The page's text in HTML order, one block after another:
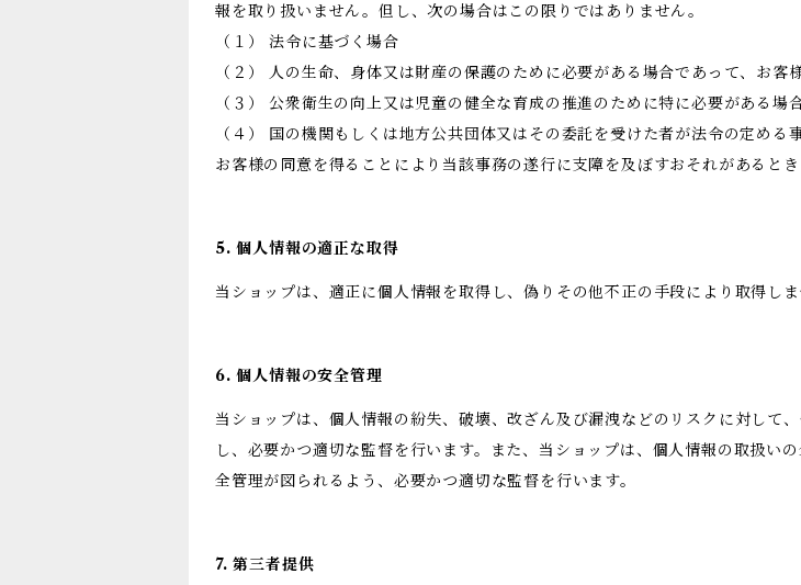
報を取り扱いません。但し、次の場合はこの限りではありません。
（１） 法令に基づく場合
（２） 人の生命、身体又は財産の保護のために必要がある場合であって、お客
（３） 公衆衛生の向上又は児童の健全な育成の推進のために特に必要がある
（４） 国の機関もしくは地方公共団体又はその委託を受けた者が法令の定め
お客様の同意を得ることにより当該事務の遂行に支障を及ぼすおそれがあるとき
5. 個人情報の適正な取得
当ショップは、適正に個人情報を取得し、偽りその他不正の手段により取得しま
6. 個人情報の安全管理
当ショップは、個人情報の紛失、破壊、改ざん及び漏洩などのリスクに対して
し、必要かつ適切な監督を行います。また、当ショップは、個人情報の取扱い
全管理が図られるよう、必要かつ適切な監督を行います。
7. 第三者提供